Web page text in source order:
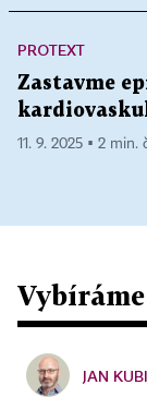
PROTEXT
Zastavme
11. 9. 2025 ▪ 2 min.
JAN